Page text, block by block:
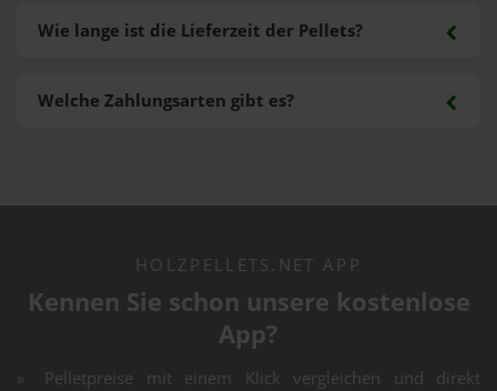
Welche Zahlungsarten gibt es?
Wie lange ist die Lieferzeit der Pellets?
HOLZPELLETS.NET APP
Kennen Sie schon unsere kostenlose
App?
Pelletpreise mit einem Klick vergleichen und direkt